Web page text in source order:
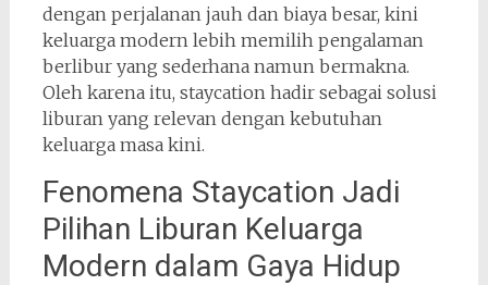
dengan perjalanan jauh dan biaya besar, kini
keluarga modern lebih memilih pengalaman
berlibur yang sederhana namun bermakna.
Oleh karena itu, staycation hadir sebagai solusi
liburan yang relevan dengan kebutuhan
keluarga masa kini.
Fenomena Staycation Jadi
Pilihan Liburan Keluarga
Modern dalam Gaya Hidup